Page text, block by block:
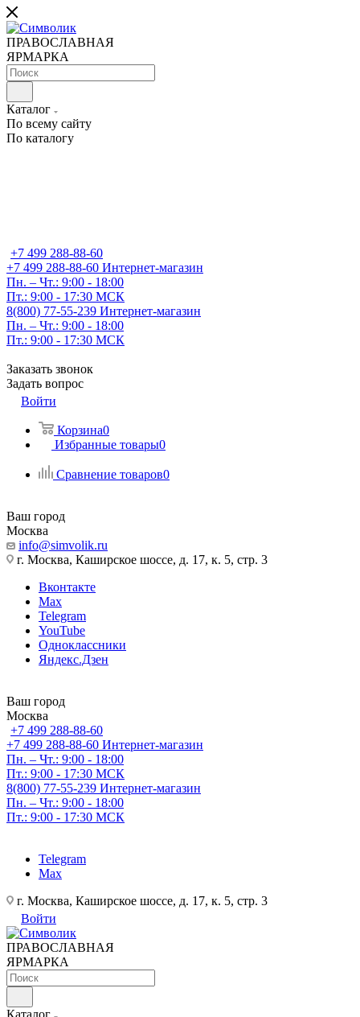
ПРАВОСЛАВНАЯ
ЯРМАРКА
Каталог
По всему сайту
По каталогу
+7 499 288-88-60
+7 499 288-88-60 Интернет-магазин
Пн. – Чт.: 9:00 - 18:00
Пт.: 9:00 - 17:30 МСК
8(800) 77-55-239 Интернет-магазин
Пн. – Чт.: 9:00 - 18:00
Пт.: 9:00 - 17:30 МСК
Заказать звонок
Задать вопрос
Войти
Корзина0
Избранные товары0
Сравнение товаров0
Ваш город
Москва
info@simvolik.ru
г. Москва, Каширское шоссе, д. 17, к. 5, стр. 3
Вконтакте
Max
Telegram
YouTube
Одноклассники
Яндекс.Дзен
Ваш город
Москва
+7 499 288-88-60
+7 499 288-88-60 Интернет-магазин
Пн. – Чт.: 9:00 - 18:00
Пт.: 9:00 - 17:30 МСК
8(800) 77-55-239 Интернет-магазин
Пн. – Чт.: 9:00 - 18:00
Пт.: 9:00 - 17:30 МСК
Telegram
Max
г. Москва, Каширское шоссе, д. 17, к. 5, стр. 3
Войти
ПРАВОСЛАВНАЯ
ЯРМАРКА
Каталог